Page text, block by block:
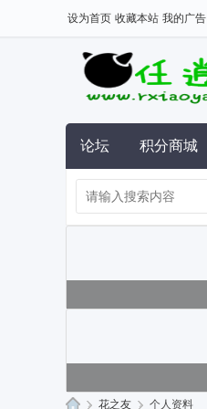
设为首页 收藏本站 我的广告
论坛 积分商城
› 花之友 › 个人资料